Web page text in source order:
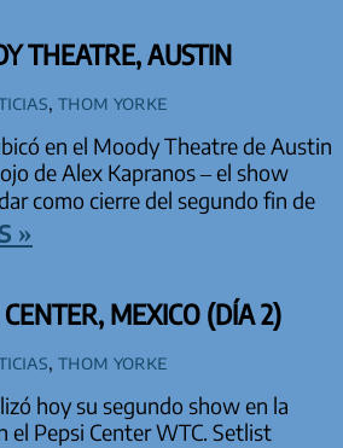
THEATRE, AUSTIN
, Thom Yorke
en el Moody Theatre de Austin
de Alex Kapranos – el show
como cierre del segundo fin de
»
MEXICO (DÍA 2)
, Thom Yorke
hoy su segundo show en la
el Pepsi Center WTC. Setlist